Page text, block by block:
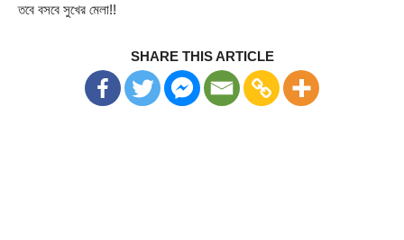
তবে বসবে সুখের মেলা!!
SHARE THIS ARTICLE